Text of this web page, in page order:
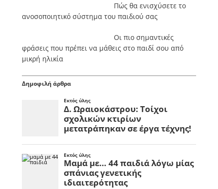
Πώς θα ενισχύσετε το
ανοσοποιητικό σύστημα του παιδιού σας
Οι πιο σημαντικές
φράσεις που πρέπει να μάθεις στο παιδί σου από
μικρή ηλικία
Δημοφιλή άρθρα